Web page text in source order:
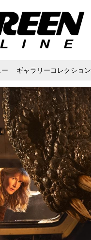
ギャラリーコレクション